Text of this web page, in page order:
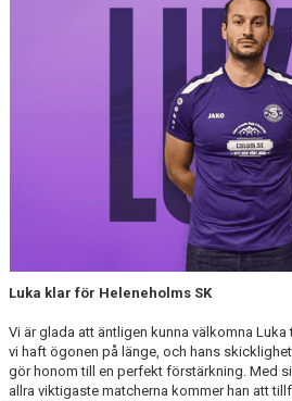
Luka klar för Heleneholms SK
Vi är glada att äntligen kunna välkomna Luka
vi haft ögonen på länge, och hans
gör honom till en perfekt förstärkning. Med
allra viktigaste matcherna kommer han att